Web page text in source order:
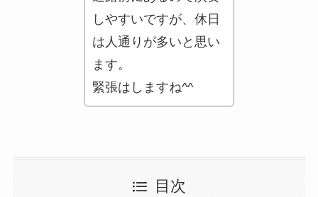
しやすいですが、休日
は人通りが多いと思い
ます。
緊張はしますね^^
目次